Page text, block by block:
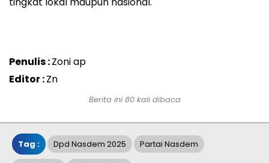
Penulis :Zoni ap
Editor :Zn
Berita ini 80 kali dibaca
Tag : Dpd Nasdem 2025 Partai Nasdem